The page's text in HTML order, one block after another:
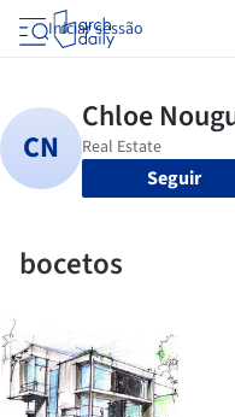
Iniciar sessão
Seguir
bocetos